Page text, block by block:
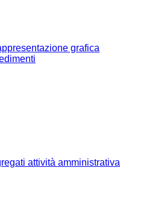
grafica
attività amministrativa